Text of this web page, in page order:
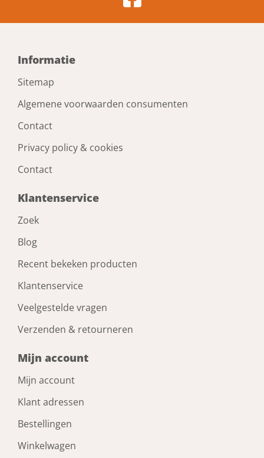
Informatie
Sitemap
Algemene voorwaarden consumenten
Contact
Privacy policy & cookies
Contact
Klantenservice
Zoek
Blog
Recent bekeken producten
Klantenservice
Veelgestelde vragen
Verzenden & retourneren
Mijn account
Mijn account
Klant adressen
Bestellingen
Winkelwagen